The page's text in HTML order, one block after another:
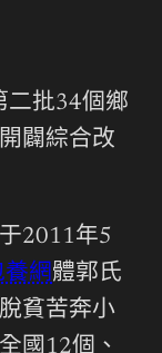
二批34個鄉
闢綜合改
2011年5
養網體郭氏
貧苦奔小
國12個、